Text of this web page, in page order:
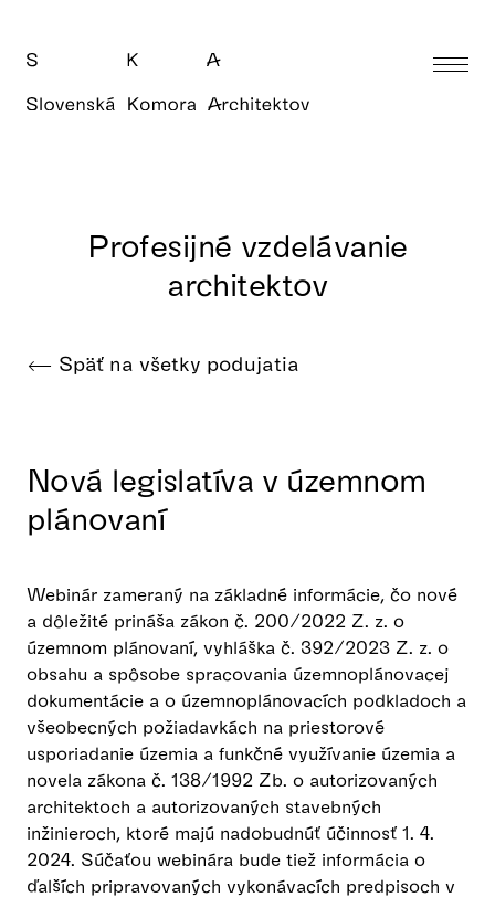
Profesijné vzdelávanie
architektov
Späť na všetky podujatia
Nová legislatíva v územnom
plánovaní
Webinár zameraný na základné informácie, čo nové
a dôležité prináša zákon č. 200/2022 Z. z. o
územnom plánovaní, vyhláška č. 392/2023 Z. z. o
obsahu a spôsobe spracovania územnoplánovacej
dokumentácie a o územnoplánovacích podkladoch a
všeobecných požiadavkách na priestorové
usporiadanie územia a funkčné využívanie územia a
novela zákona č. 138/1992 Zb. o autorizovaných
architektoch a autorizovaných stavebných
inžinieroch, ktoré majú nadobudnúť účinnosť 1. 4.
2024. Súčaťou webinára bude tiež informácia o
ďalších pripravovaných vykonávacích predpisoch v